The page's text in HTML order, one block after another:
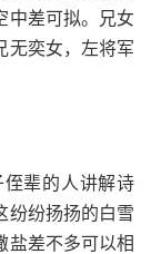
中差可拟。兄女
无奕女，左将军
辈的人讲解诗
纷纷扬扬的白雪
盐差不多可以相